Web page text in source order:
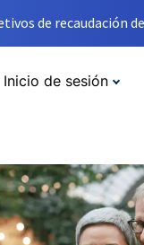
de recaudación
Inicio de sesión